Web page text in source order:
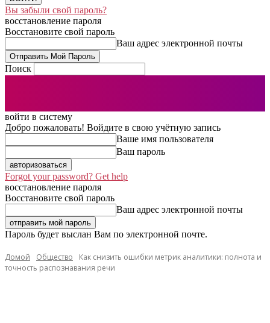
Вы забыли свой пароль?
восстановление пароля
Восстановите свой пароль
Ваш адрес электронной почты
Поиск
войти в систему
Добро пожаловать! Войдите в свою учётную запись
Ваше имя пользователя
Ваш пароль
Forgot your password? Get help
восстановление пароля
Восстановите свой пароль
Ваш адрес электронной почты
Пароль будет выслан Вам по электронной почте.
Домой Общество
Как снизить ошибки метрик аналитики: полнота и
точность распознавания речи